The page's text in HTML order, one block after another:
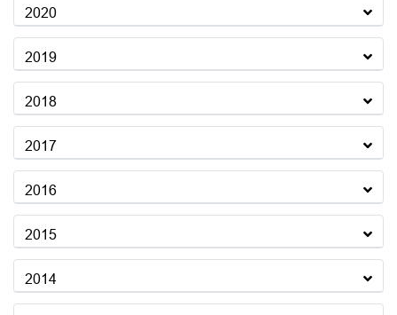
2020
2019
2018
2017
2016
2015
2014